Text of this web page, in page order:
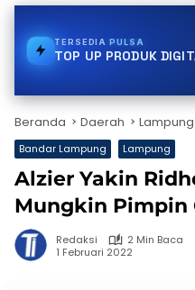
TERSEDIAVOUCHER GAME
TOP UP PRODUK
Beranda Daerah Lampung
Bandar Lampung Lampung
Alzier Yakin
Mungkin Pimpin
Redaksi
2 Min Baca
1 Februari 2022